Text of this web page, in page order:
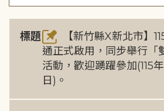
標題
【新竹縣X新北市】
通正式啟用，同步舉行「
活動，歡迎踴躍參加(115
日)。